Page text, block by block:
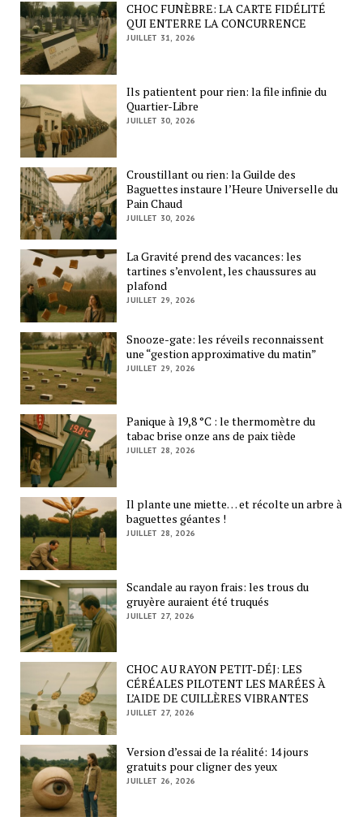
CHOC FUNÈBRE: LA CARTE FIDÉLITÉ
QUI ENTERRE LA CONCURRENCE
JUILLET 31, 2026
Ils patientent pour rien: la file infinie du
Quartier-Libre
JUILLET 30, 2026
Croustillant ou rien: la Guilde des
Baguettes instaure l’Heure Universelle du
Pain Chaud
JUILLET 30, 2026
La Gravité prend des vacances: les
tartines s’envolent, les chaussures au
plafond
JUILLET 29, 2026
Snooze-gate: les réveils reconnaissent
une “gestion approximative du matin”
JUILLET 29, 2026
Panique à 19,8 °C : le thermomètre du
tabac brise onze ans de paix tiède
JUILLET 28, 2026
Il plante une miette… et récolte un arbre à
baguettes géantes !
JUILLET 28, 2026
Scandale au rayon frais: les trous du
gruyère auraient été truqués
JUILLET 27, 2026
CHOC AU RAYON PETIT-DÉJ: LES
CÉRÉALES PILOTENT LES MARÉES À
L’AIDE DE CUILLÈRES VIBRANTES
JUILLET 27, 2026
Version d’essai de la réalité: 14 jours
gratuits pour cligner des yeux
JUILLET 26, 2026